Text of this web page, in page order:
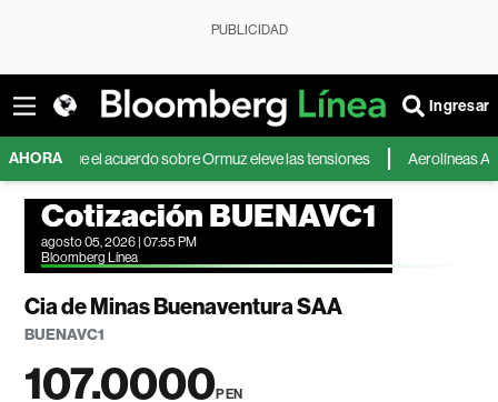
PUBLICIDAD
Ingresar
AHORAel acuerdo sobre Ormuz eleve las tensiones Aerolíneas
Cotización BUENAVC1
agosto 05, 2026 | 07:55 PM
Bloomberg Línea
Cia de Minas Buenaventura SAA
BUENAVC1
107.0000PEN